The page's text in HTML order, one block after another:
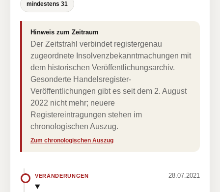
mindestens 31
Hinweis zum Zeitraum
Der Zeitstrahl verbindet registergenau
zugeordnete Insolvenzbekanntmachungen mit
dem historischen Veröffentlichungsarchiv.
Gesonderte Handelsregister-
Veröffentlichungen gibt es seit dem 2. August
2022 nicht mehr; neuere
Registereintragungen stehen im
chronologischen Auszug.
Zum chronologischen Auszug
VERÄNDERUNGEN 28.07.2021